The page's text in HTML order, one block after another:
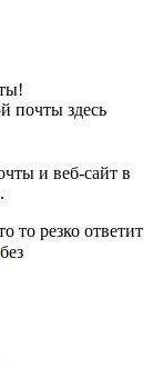
почты здесь
и веб-сайт в
то резко ответит
без